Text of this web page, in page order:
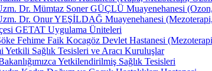
Dr. Mümtaz Soner GÜÇLÜ Muayenehanesi
Dr. Onur YEŞİLDAĞ Muayenehanesi
GETAT Uygulama Üniteleri
Fehime Faik Kocagöz Devlet Hastanesi
Yetkili Sağlık Tesisleri ve Aracı Kuruluşlar
Yetkilendirilmiş Sağlık Tesisleri